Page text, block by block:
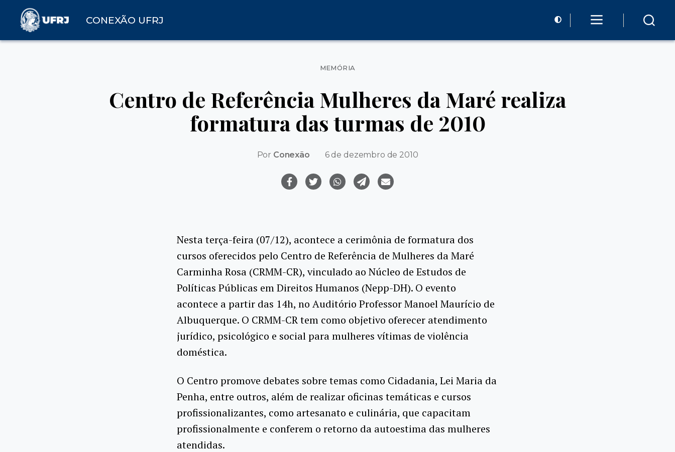
CONEXÃO UFRJ
Categorias
MEMÓRIA
Centro de Referência Mulheres da Maré realiza
formatura das turmas de 2010
Por Conexão 6 de dezembro de 2010
Nesta terça-feira (07/12), acontece a cerimônia de formatura dos
cursos oferecidos pelo Centro de Referência de Mulheres da Maré
Carminha Rosa (CRMM-CR), vinculado ao Núcleo de Estudos de
Políticas Públicas em Direitos Humanos (Nepp-DH). O evento
acontece a partir das 14h, no Auditório Professor Manoel Maurício de
Albuquerque. O CRMM-CR tem como objetivo oferecer atendimento
jurídico, psicológico e social para mulheres vítimas de violência
doméstica.
O Centro promove debates sobre temas como Cidadania, Lei Maria da
Penha, entre outros, além de realizar oficinas temáticas e cursos
profissionalizantes, como artesanato e culinária, que capacitam
profissionalmente e conferem o retorno da autoestima das mulheres
atendidas.